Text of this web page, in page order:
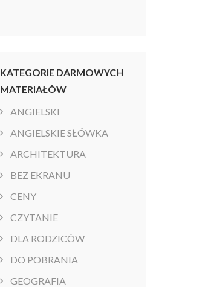
KATEGORIE DARMOWYCH
MATERIAŁÓW
ANGIELSKI
ANGIELSKIE SŁÓWKA
ARCHITEKTURA
BEZ EKRANU
CENY
CZYTANIE
DLA RODZICÓW
DO POBRANIA
GEOGRAFIA